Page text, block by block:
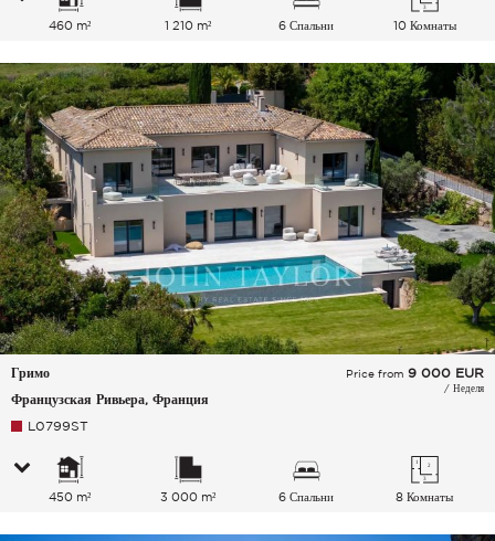
460 m² 1 210 m² 6 Спальни 10 Комнаты
Гримо
Французская Ривьера, Франция
Price from 9 000 EUR
/ Неделя
L0799ST
450 m² 3 000 m² 6 Спальни 8 Комнаты